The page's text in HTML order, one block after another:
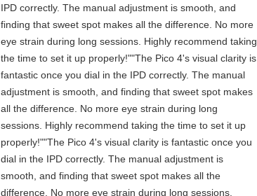
IPD correctly. The manual adjustment is smooth, and
finding that sweet spot makes all the difference. No more
eye strain during long sessions. Highly recommend taking
the time to set it up properly!""The Pico 4's visual clarity is
fantastic once you dial in the IPD correctly. The manual
adjustment is smooth, and finding that sweet spot makes
all the difference. No more eye strain during long
sessions. Highly recommend taking the time to set it up
properly!""The Pico 4's visual clarity is fantastic once you
dial in the IPD correctly. The manual adjustment is
smooth, and finding that sweet spot makes all the
difference. No more eye strain during long sessions.